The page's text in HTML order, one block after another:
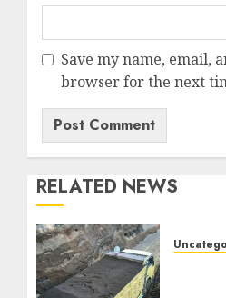
Save my name, email,
browser for the next
RELATED NEWS